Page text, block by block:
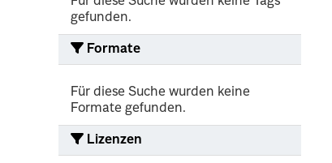
gefunden.
Formate
Für diese Suche wurden keine
Formate gefunden.
Lizenzen